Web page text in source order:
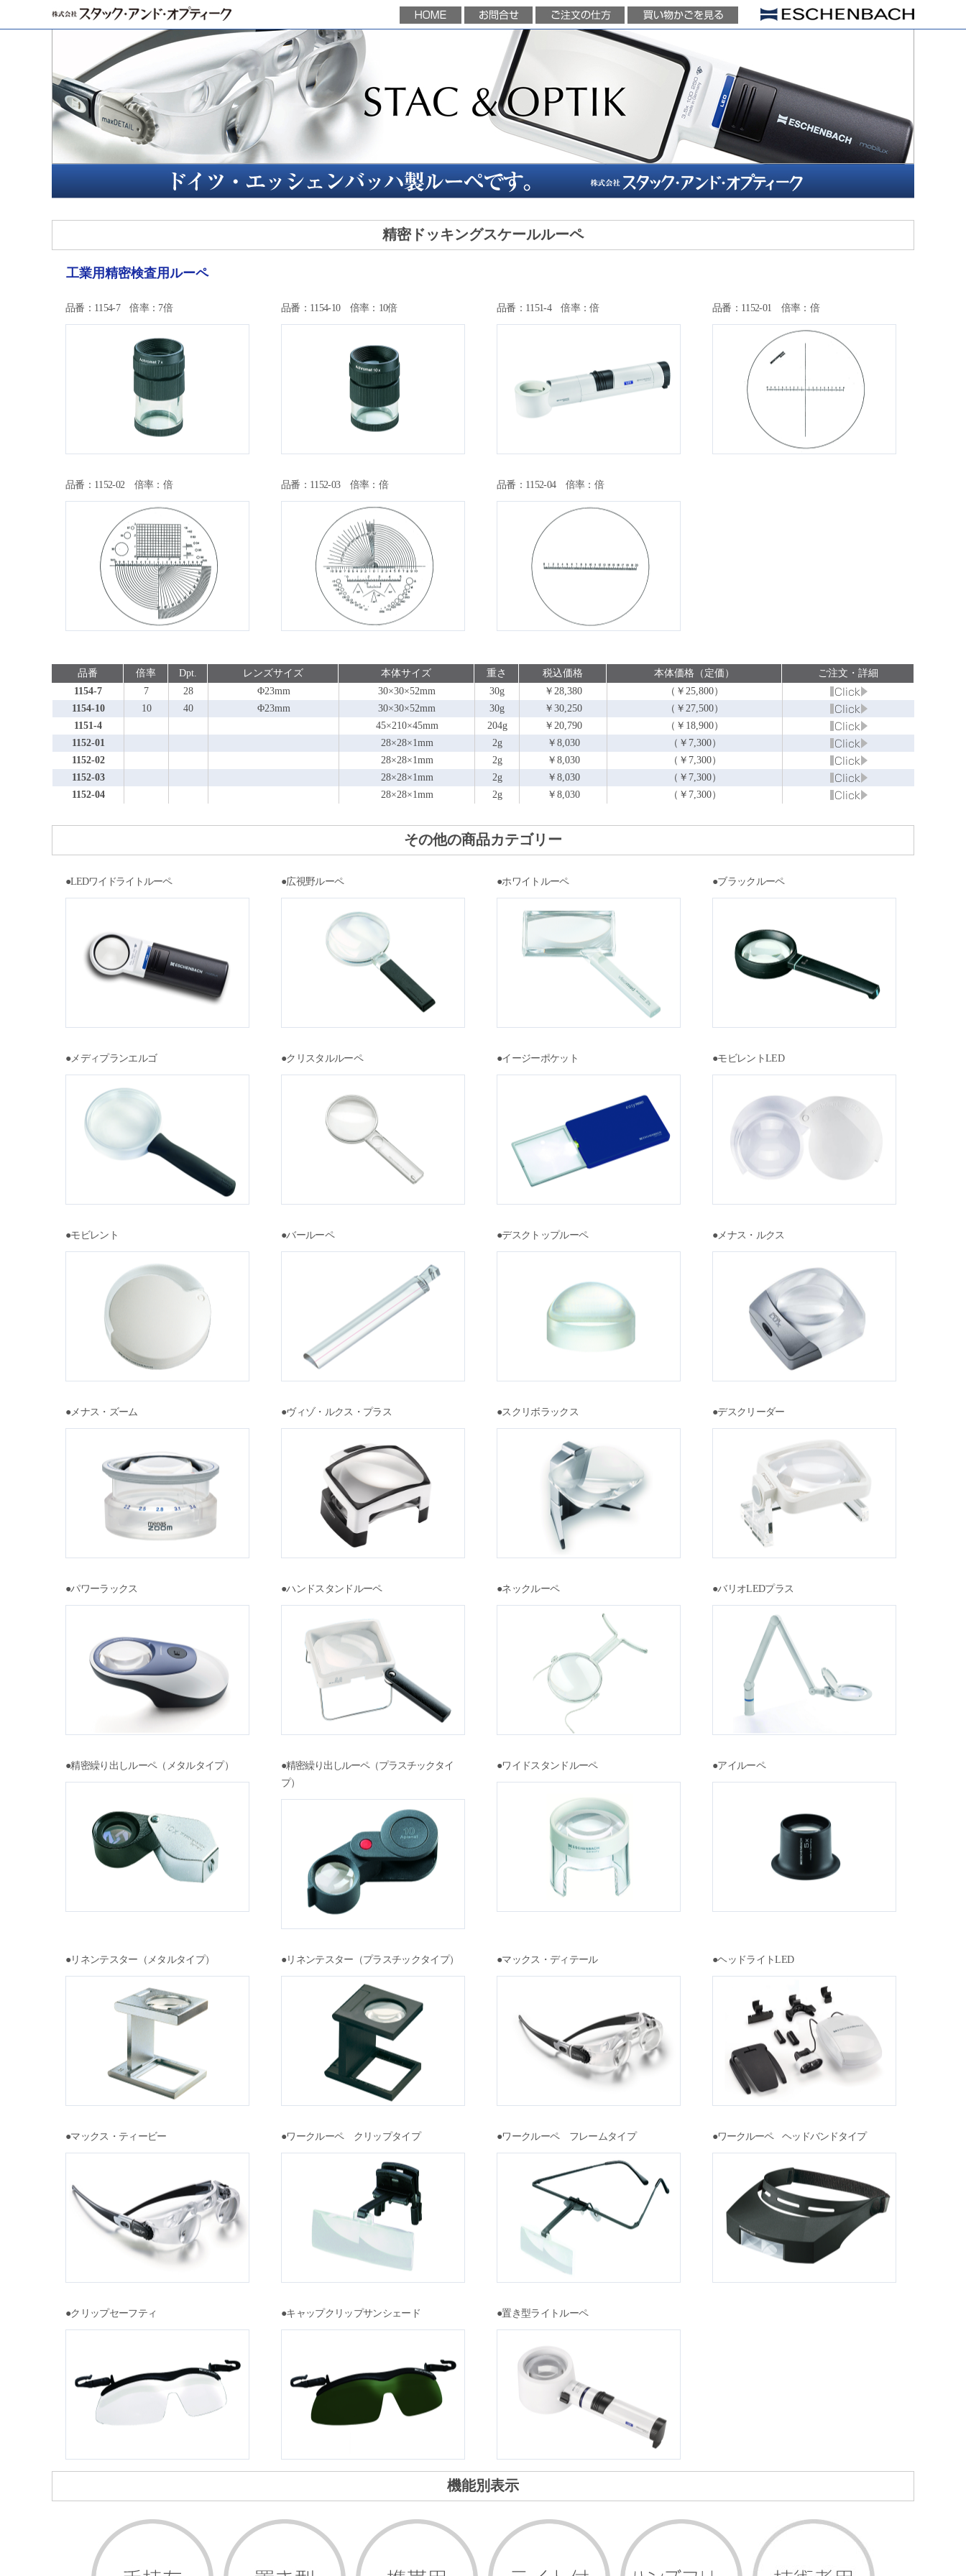
精密ドッキングスケールルーペ
工業用精密検査用ルーペ
品番：1154-7 倍率：7倍 品番：1154-10 倍率：10倍 品番：1151-4 倍率：倍 品番：1152-01 倍率：倍
品番：1152-02 倍率：倍 品番：1152-03 倍率：倍 品番：1152-04 倍率：倍
品番 倍率 Dpt. レンズサイズ 本体サイズ 重さ 税込価格 本体価格（定価）
ご注文・詳細
1154-7
7 28 Φ23mm 30×30×52mm 30g ￥28,380
（￥25,800）
1154-10
10 40 Φ23mm 30×30×52mm 30g ￥30,250
（￥27,500）
1151-4
45×210×45mm 204g ￥20,790
（￥18,900）
1152-01
28×28×1mm 2g ￥8,030
（￥7,300）
1152-02
28×28×1mm 2g ￥8,030
（￥7,300）
1152-03
28×28×1mm 2g ￥8,030
（￥7,300）
1152-04
28×28×1mm 2g ￥8,030 （￥7,300）
その他の商品カテゴリー
●LEDワイドライトルーペ ●広視野ルーペ ●ホワイトルーペ ●ブラックルーペ
●メディプランエルゴ ●クリスタルルーペ ●イージーポケット ●モビレントLED
●モビレント ●バールーペ ●デスクトップルーペ ●メナス・ルクス
●メナス・ズーム ●ヴィゾ・ルクス・プラス ●スクリボラックス ●デスクリーダー
●パワーラックス ●ハンドスタンドルーペ ●ネックルーペ ●バリオLEDプラス
●精密繰り出しルーペ（メタルタイプ）
●精密繰り出しルーペ（プラスチックタイ
プ）
●ワイドスタンドルーペ ●アイルーペ
●リネンテスター（メタルタイプ） ●リネンテスター（プラスチックタイプ） ●マックス・ディテール ●ヘッドライトLED
●マックス・ティービー ●ワークルーペ クリップタイプ ●ワークルーペ フレームタイプ ●ワークルーペ ヘッドバンドタイプ
●クリップセーフティ ●キャップクリップサンシェード ●置き型ライトルーペ
機能別表示